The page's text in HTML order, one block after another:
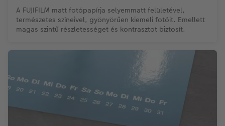
A FUJIFILM matt fotópapírja selyemmatt felületével,
természetes színeivel, gyönyörűen kiemeli fotóit. Emellett
magas szintű részletességet és kontrasztot biztosít.